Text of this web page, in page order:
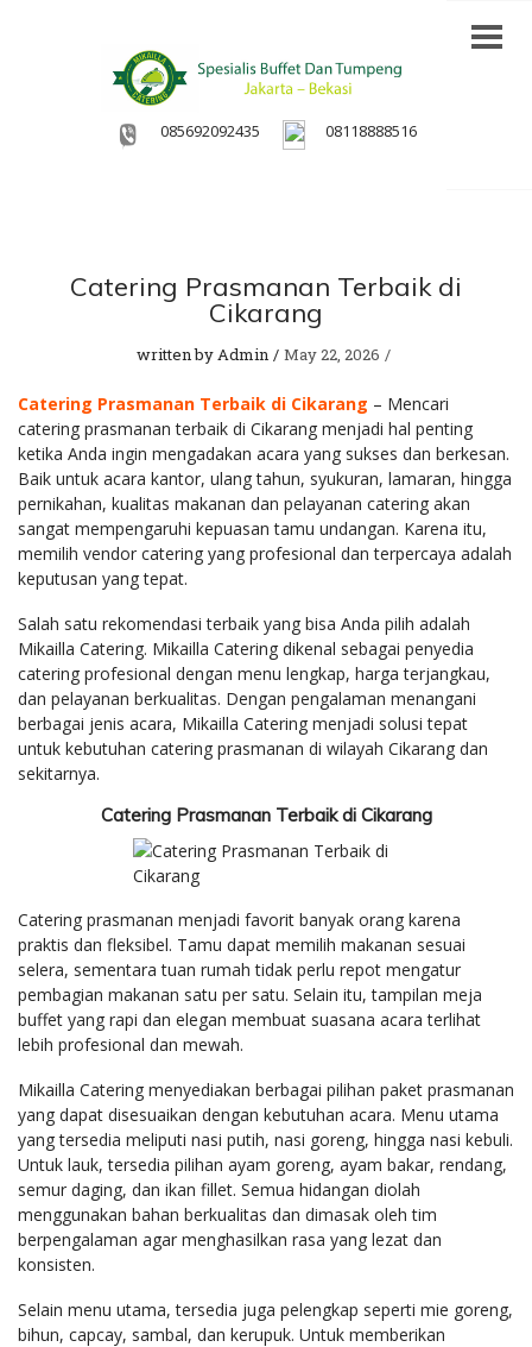
085692092435 08118888516
Catering Prasmanan Terbaik di
Cikarang
written byAdmin May 22, 2026
Catering Prasmanan Terbaik di Cikarang – Mencari
catering prasmanan terbaik di Cikarang menjadi hal penting
ketika Anda ingin mengadakan acara yang sukses dan berkesan.
Baik untuk acara kantor, ulang tahun, syukuran, lamaran, hingga
pernikahan, kualitas makanan dan pelayanan catering akan
sangat mempengaruhi kepuasan tamu undangan. Karena itu,
memilih vendor catering yang profesional dan terpercaya adalah
keputusan yang tepat.
Salah satu rekomendasi terbaik yang bisa Anda pilih adalah
Mikailla Catering. Mikailla Catering dikenal sebagai penyedia
catering profesional dengan menu lengkap, harga terjangkau,
dan pelayanan berkualitas. Dengan pengalaman menangani
berbagai jenis acara, Mikailla Catering menjadi solusi tepat
untuk kebutuhan catering prasmanan di wilayah Cikarang dan
sekitarnya.
Catering Prasmanan Terbaik di Cikarang
Catering prasmanan menjadi favorit banyak orang karena
praktis dan fleksibel. Tamu dapat memilih makanan sesuai
selera, sementara tuan rumah tidak perlu repot mengatur
pembagian makanan satu per satu. Selain itu, tampilan meja
buffet yang rapi dan elegan membuat suasana acara terlihat
lebih profesional dan mewah.
Mikailla Catering menyediakan berbagai pilihan paket prasmanan
yang dapat disesuaikan dengan kebutuhan acara. Menu utama
yang tersedia meliputi nasi putih, nasi goreng, hingga nasi kebuli.
Untuk lauk, tersedia pilihan ayam goreng, ayam bakar, rendang,
semur daging, dan ikan fillet. Semua hidangan diolah
menggunakan bahan berkualitas dan dimasak oleh tim
berpengalaman agar menghasilkan rasa yang lezat dan
konsisten.
Selain menu utama, tersedia juga pelengkap seperti mie goreng,
bihun, capcay, sambal, dan kerupuk. Untuk memberikan